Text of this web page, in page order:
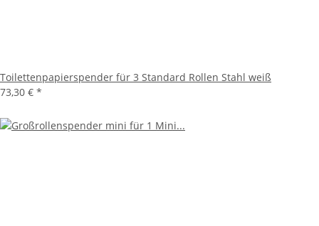
Toilettenpapierspender für 3 Standard Rollen Stahl weiß
73,30 € *